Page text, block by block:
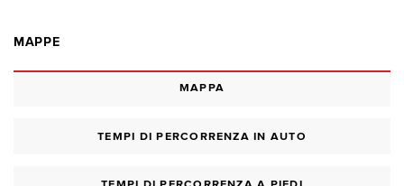
MAPPE
MAPPA
TEMPI DI PERCORRENZA IN AUTO